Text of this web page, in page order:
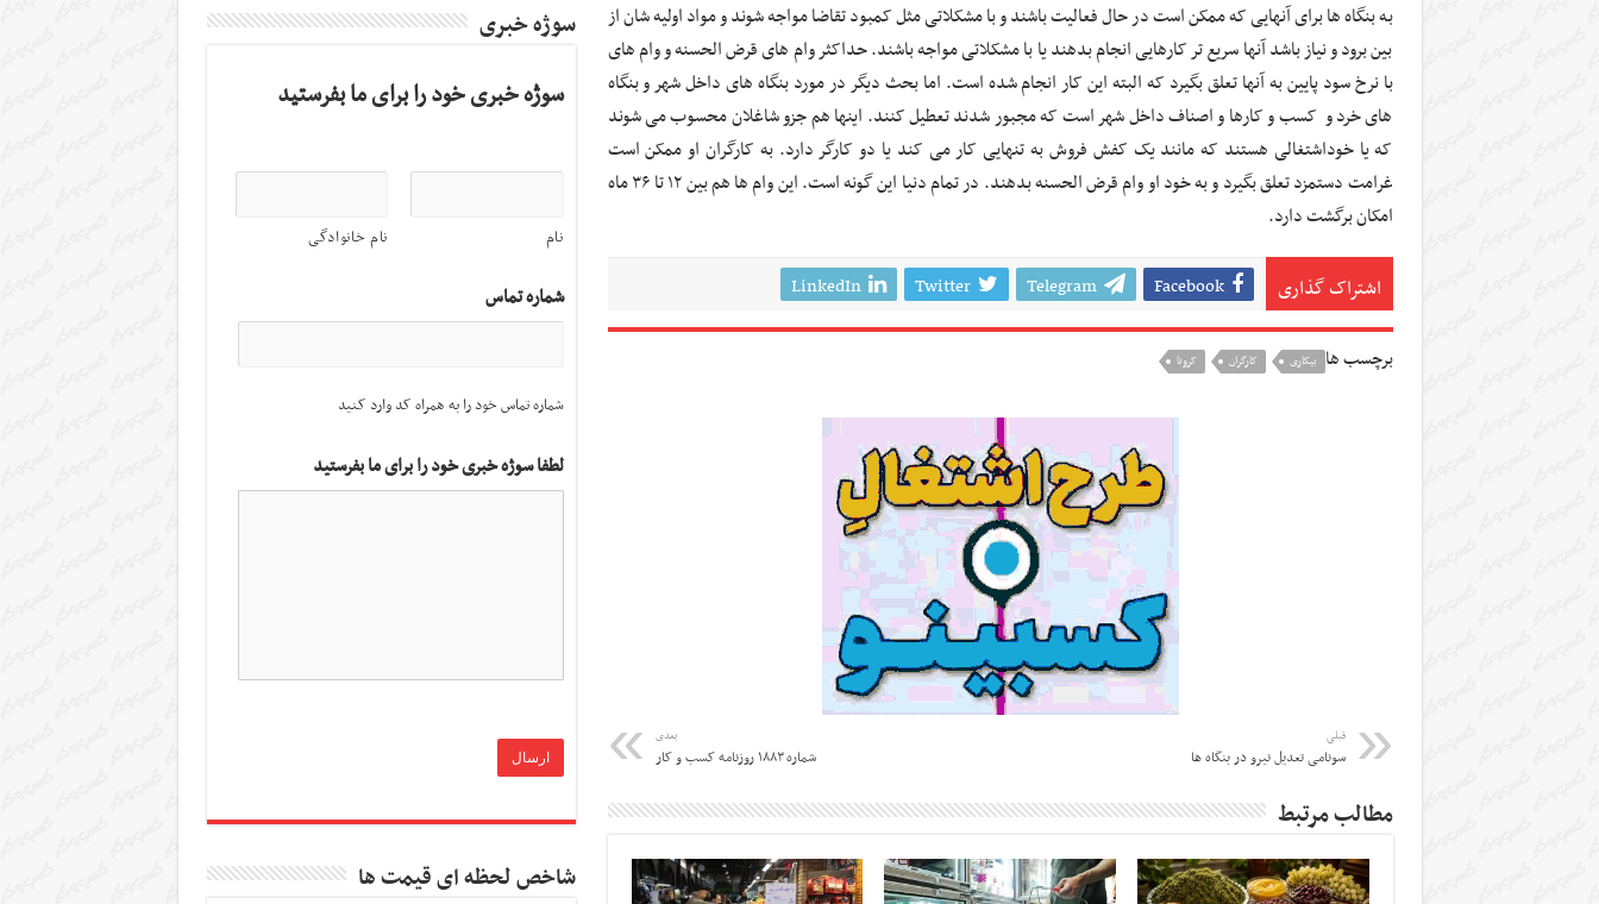
به بنگاه ها برای آنهایی که ممکن است در حال فعالیت باشند و با مشکلاتی مثل کمبود تقاضا مواجه شوند و مواد اولیه شان از
بین برود و نیاز باشد آنها سریع تر کارهایی انجام بدهند یا با مشکلاتی مواجه باشند. حداکثر وام های قرض الحسنه و وام های
با نرخ سود پایین به آنها تعلق بگیرد که البته این کار انجام شده است. اما بحث دیگر در مورد بنگاه های داخل شهر و بنگاه
های خرد و کسب و کارها و اصناف داخل شهر است که مجبور شدند تعطیل کنند. اینها هم جزو شاغلان محسوب می شوند
که یا خوداشتغالی هستند که مانند یک کفش فروش به تنهایی کار می کند یا دو کارگر دارد. به کارگران او ممکن است
غرامت دستمزد تعلق بگیرد و به خود او وام قرض الحسنه بدهند. در تمام دنیا این گونه است. این وام ها هم بین ۱۲ تا ۳۶ ماه
امکان برگشت دارد.
اشتراک گذاری Facebook
Telegram
Twitter
LinkedIn
برچسب ها بیکاری کارگران کرونا
قبلی
سونامی تعدیل نیرو در بنگاه ها
بعدی
شماره ۱۸۸۳ روزنامه کسب و کار
مطالب مرتبط
سوژه خبری
سوژه خبری خود را برای ما بفرستید
نام نام خانوادگی
شماره تماس
شماره تماس خود را به همراه کد وارد کنید
لطفا سوژه خبری خود را برای ما بفرستید
شاخص لحظه ای قیمت ها